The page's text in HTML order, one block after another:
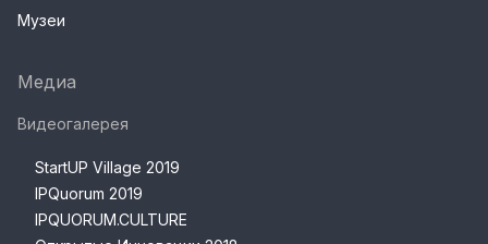
Музеи
Медиа
Видеогалерея
StartUP Village 2019
IPQuorum 2019
IPQUORUM.CULTURE